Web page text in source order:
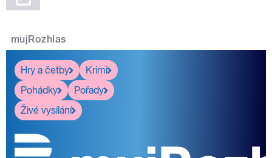
mujRozhlas
Hry a četby
Krimi
Pohádky
Pořady
Živé vysílání